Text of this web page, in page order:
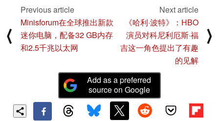
⟨
Previous article
Minisforum在全球推出新款
迷你电脑，配备32 GB内存
和2.5千兆以太网
Next article
《哈利·波特》：HBO
演员对科尼利厄斯·福
吉这一角色提出了有趣
的见解
⟩
Add as a preferred
source on Google